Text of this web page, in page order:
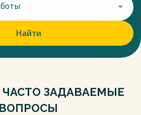
Найти
ЗАДАВАЕМЫЕ
ВОПРОСЫ